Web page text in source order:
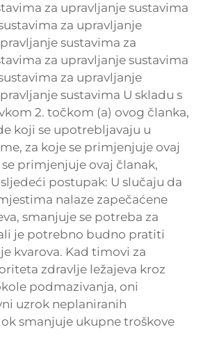
za upravljanje sustavima
za upravljanje
sustavima za
za upravljanje sustavima
za upravljanje
sustavima U skladu s
2. točkom (a) ovog članka,
koji se upotrebljavaju u
za koje se primjenjuje ovaj
primjenjuje ovaj članak,
postupak: U slučaju da
nalaze zapečaćene
smanjuje se potreba za
je potrebno budno pratiti
kvarova. Kad timovi za
zdravlje ležajeva kroz
podmazivanja, oni
uzrok neplaniranih
smanjuje ukupne troškove